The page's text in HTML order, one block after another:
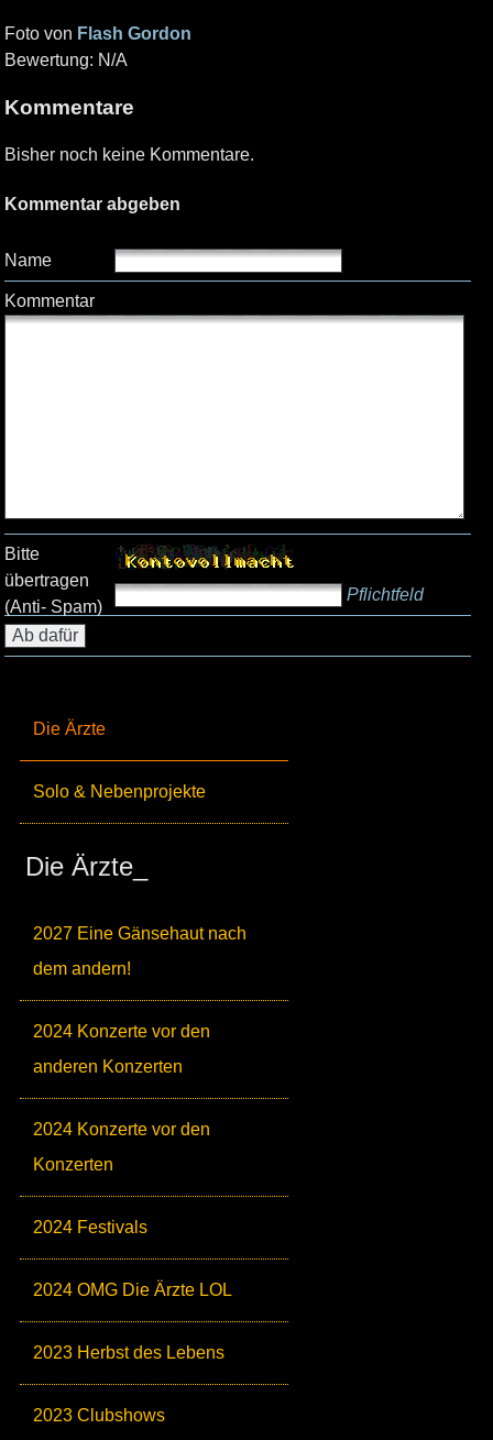
Die Ärzte
Solo & Nebenprojekte
Die Ärzte_
2027 Eine Gänsehaut nach
dem andern!
2024 Konzerte vor den
anderen Konzerten
2024 Konzerte vor den
Konzerten
2024 Festivals
2024 OMG Die Ärzte LOL
2023 Herbst des Lebens
2023 Clubshows
Foto von Flash Gordon
Bewertung: N/A
Kommentare
Bisher noch keine Kommentare.
Kommentar abgeben
Name
Kommentar
Bitte
übertragen
(Anti- Spam)
Pflichtfeld